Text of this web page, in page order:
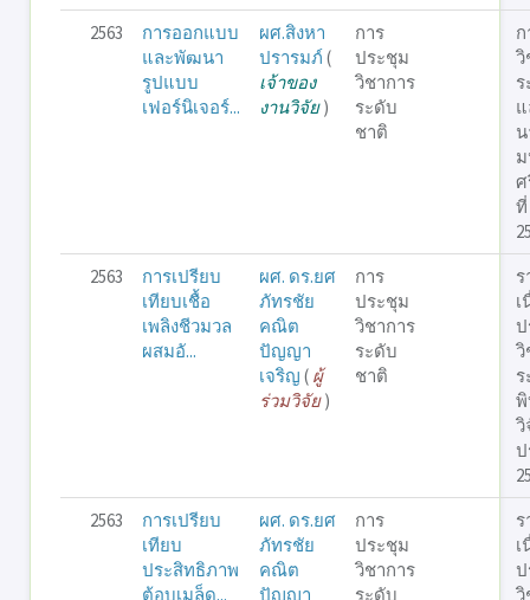
2563
การออกแบบ
และพัฒนา
รูปแบบ
เฟอร์นิเจอร์...
ผศ.สิงหา
ปรารมภ์(
เจ้าของ
งานวิจัย)
การ
ประชุม
วิชาการ
ระดับ
ชาติ
วิ
ศ
ที่
2563
การเปรียบ
เทียบเชื้อ
เพลิงชีวมวล
ผสมอั...
ผศ. ดร.ยศ
ภัทรชัย
คณิต
ปัญญา
เจริญ ( ผู้
ร่วมวิจัย)
การ
ประชุม
วิชาการ
ระดับ
ชาติ
วิ
วิ
ป
2563
การเปรียบ
เทียบ
ประสิทธิภาพ
ตู้อบเมล็ด...
ผศ. ดร.ยศ
ภัทรชัย
คณิต
ปัญญา
การ
ประชุม
วิชาการ
ระดับ
วิ